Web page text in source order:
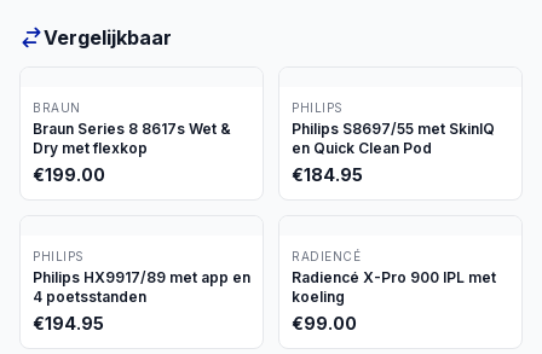
Vergelijkbaar
BRAUN
Braun Series 8 8617s Wet &
Dry met flexkop
€199.00
PHILIPS
Philips S8697/55 met SkinIQ
en Quick Clean Pod
€184.95
PHILIPS
Philips HX9917/89 met app en
4 poetsstanden
€194.95
RADIENCÉ
Radiencé X-Pro 900 IPL met
koeling
€99.00